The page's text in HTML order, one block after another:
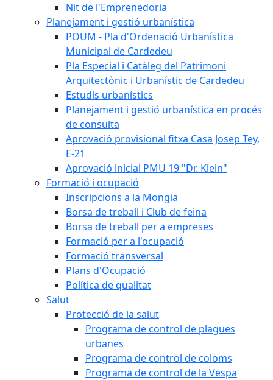
Nit de l'Emprenedoria
Planejament i gestió urbanística
POUM - Pla d'Ordenació Urbanística
Municipal de Cardedeu
Pla Especial i Catàleg del Patrimoni
Arquitectònic i Urbanístic de Cardedeu
Estudis urbanístics
Planejament i gestió urbanística en procés
de consulta
Aprovació provisional fitxa Casa Josep Tey,
E-21
Aprovació inicial PMU 19 "Dr. Klein"
Formació i ocupació
Inscripcions a la Mongia
Borsa de treball i Club de feina
Borsa de treball per a empreses
Formació per a l'ocupació
Formació transversal
Plans d'Ocupació
Política de qualitat
Salut
Protecció de la salut
Programa de control de plagues
urbanes
Programa de control de coloms
Programa de control de la Vespa